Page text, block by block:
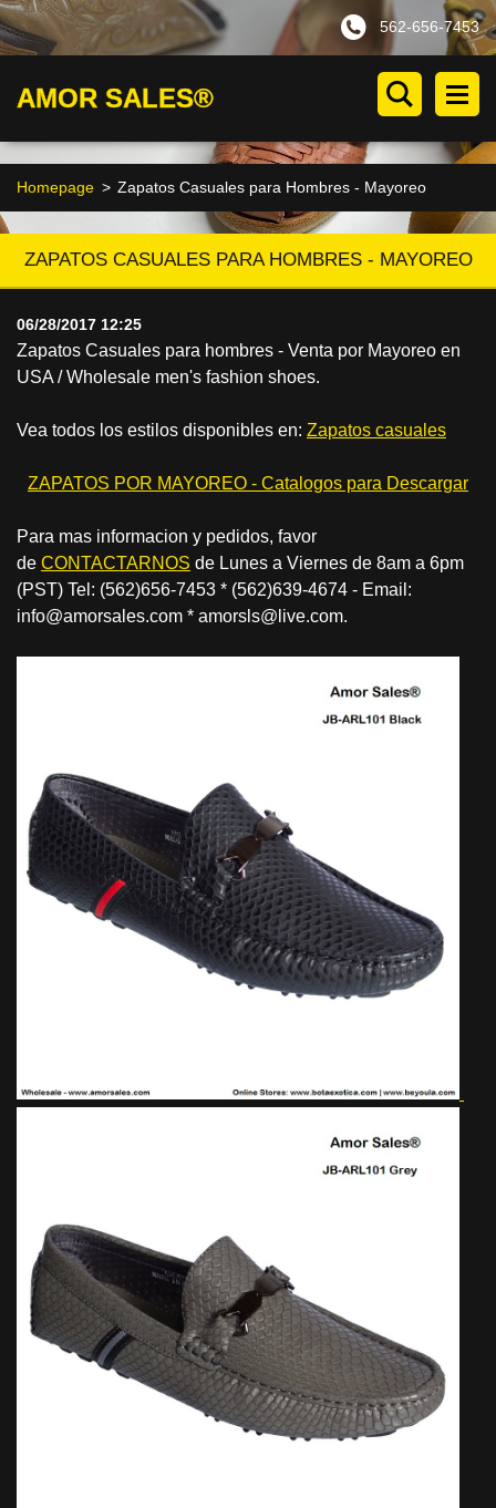
562-656-7453
AMOR SALES®
Homepage > Zapatos Casuales para Hombres - Mayoreo
ZAPATOS CASUALES PARA HOMBRES - MAYOREO
06/28/2017 12:25
Zapatos Casuales para hombres - Venta por Mayoreo en
USA / Wholesale men's fashion shoes.
Vea todos los estilos disponibles en: Zapatos casuales
ZAPATOS POR MAYOREO - Catalogos para Descargar
Para mas informacion y pedidos, favor
de CONTACTARNOS de Lunes a Viernes de 8am a 6pm
(PST) Tel: (562)656-7453 * (562)639-4674 - Email:
info@amorsales.com * amorsls@live.com.